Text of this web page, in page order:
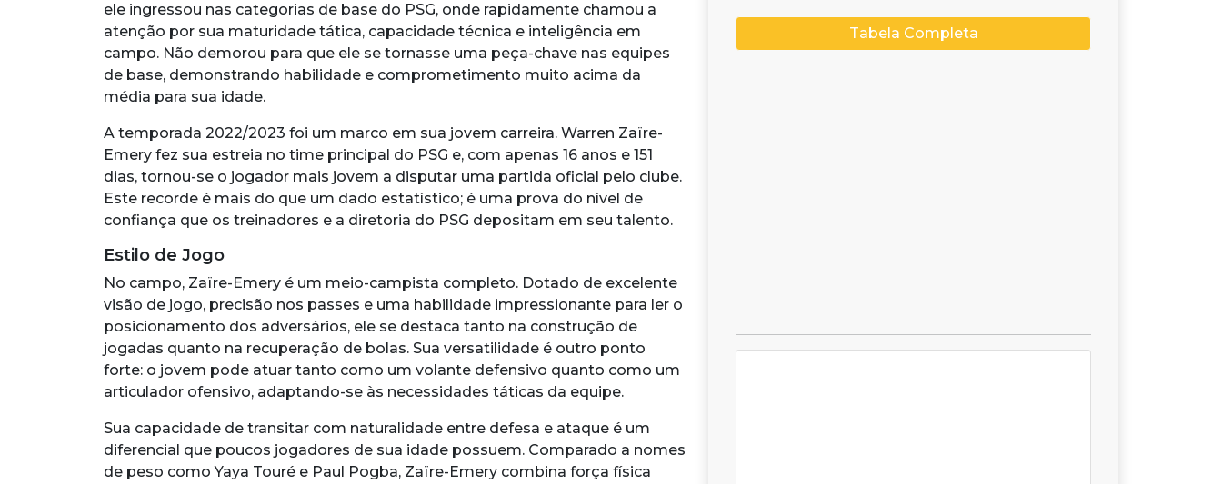
ele ingressou nas categorias de base do PSG, onde rapidamente chamou a
atenção por sua maturidade tática, capacidade técnica e inteligência em
campo. Não demorou para que ele se tornasse uma peça-chave nas equipes
de base, demonstrando habilidade e comprometimento muito acima da
média para sua idade.
A temporada 2022/2023 foi um marco em sua jovem carreira. Warren Zaïre-
Emery fez sua estreia no time principal do PSG e, com apenas 16 anos e 151
dias, tornou-se o jogador mais jovem a disputar uma partida oficial pelo clube.
Este recorde é mais do que um dado estatístico; é uma prova do nível de
confiança que os treinadores e a diretoria do PSG depositam em seu talento.
Estilo de Jogo
No campo, Zaïre-Emery é um meio-campista completo. Dotado de excelente
visão de jogo, precisão nos passes e uma habilidade impressionante para ler o
posicionamento dos adversários, ele se destaca tanto na construção de
jogadas quanto na recuperação de bolas. Sua versatilidade é outro ponto
forte: o jovem pode atuar tanto como um volante defensivo quanto como um
articulador ofensivo, adaptando-se às necessidades táticas da equipe.
Sua capacidade de transitar com naturalidade entre defesa e ataque é um
diferencial que poucos jogadores de sua idade possuem. Comparado a nomes
de peso como Yaya Touré e Paul Pogba, Zaïre-Emery combina força física
Tabela Completa